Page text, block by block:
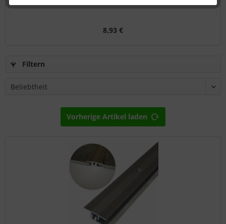
8,93 €
Filtern
Vorherige Artikel laden